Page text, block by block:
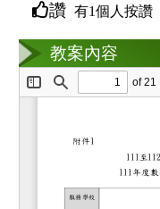
教案互動
讚 有1個人按讚
教案內容